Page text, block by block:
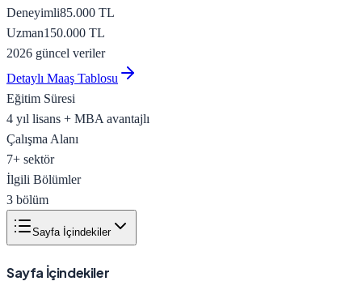
Deneyimli85.000 TL
Uzman150.000 TL
2026 güncel veriler
Detaylı Maaş Tablosu
Eğitim Süresi
4 yıl lisans + MBA avantajlı
Çalışma Alanı
7+ sektör
İlgili Bölümler
3 bölüm
Sayfa İçindekiler
Sayfa İçindekiler